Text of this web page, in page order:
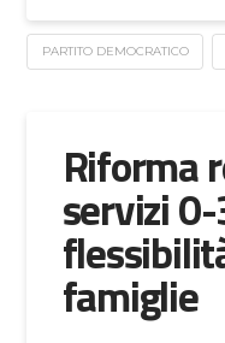
PARTITO DEMOCRATICO
Riforma
servizi
famiglie